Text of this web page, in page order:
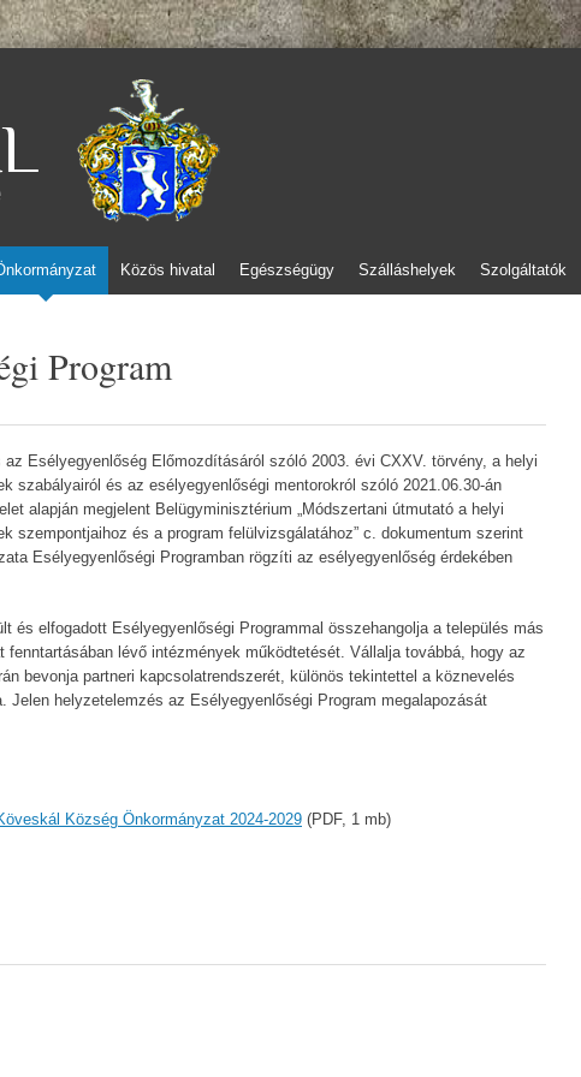
Közös hivatal Egészségügy Szálláshelyek Szolgáltatók
Program
Esélyegyenlőség Előmozdításáról szóló 2003. évi CXXV. törvény, a helyi
szabályairól és az esélyegyenlőségi mentorokról szóló 2021.06.30-án
alapján megjelent Belügyminisztérium „Módszertani útmutató a helyi
szempontjaihoz és a program felülvizsgálatához” c. dokumentum szerint
Esélyegyenlőségi Programban rögzíti az esélyegyenlőség érdekében
és elfogadott Esélyegyenlőségi Programmal összehangolja a település más
lévő intézmények működtetését. Vállalja továbbá, hogy az
bevonja partneri kapcsolatrendszerét, különös tekintettel a köznevelés
Jelen helyzetelemzés az Esélyegyenlőségi Program megalapozását
Község Önkormányzat 2024-2029 (PDF, 1 mb)